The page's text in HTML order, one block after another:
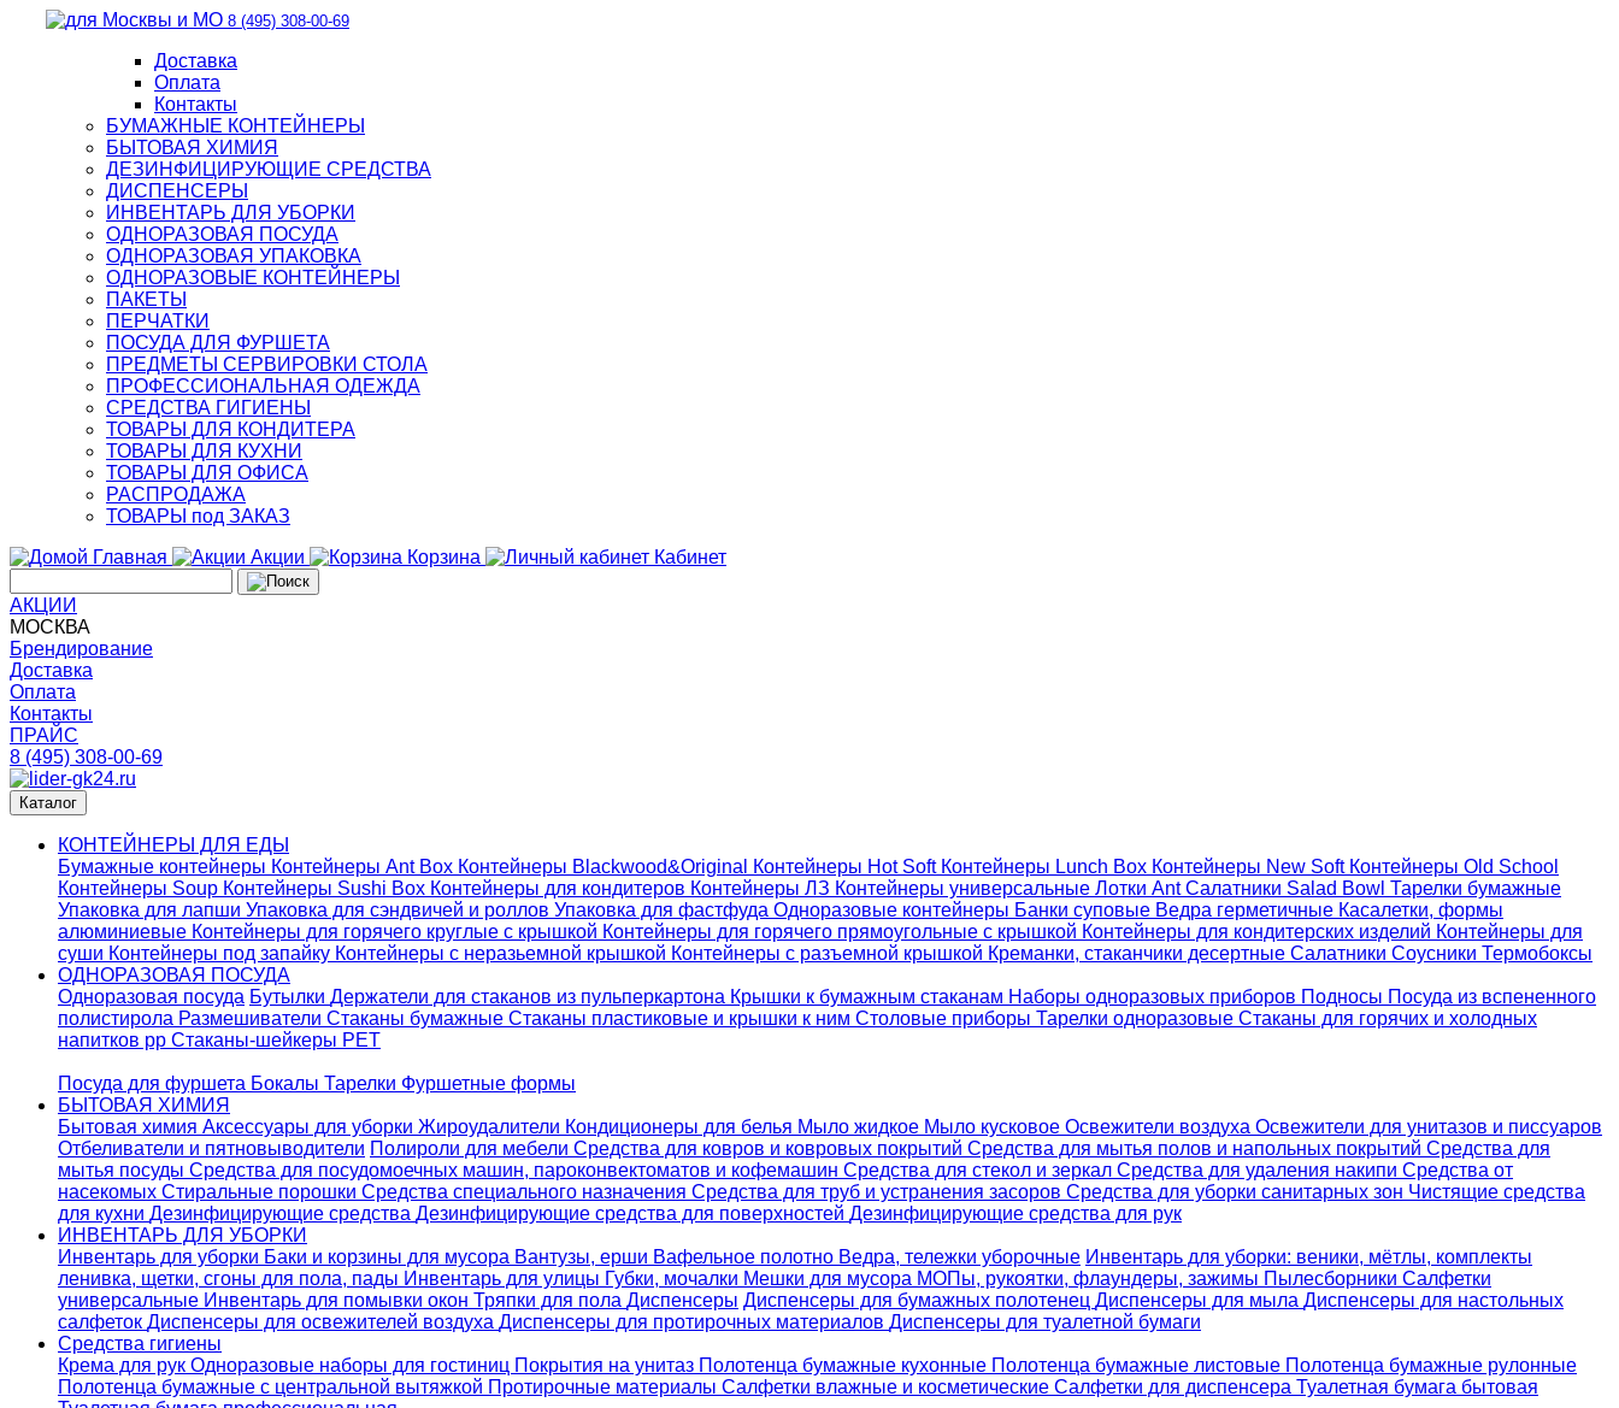
8 (495) 308-00-69
Доставка
Оплата
Контакты
БУМАЖНЫЕ КОНТЕЙНЕРЫ
БЫТОВАЯ ХИМИЯ
ДЕЗИНФИЦИРУЮЩИЕ СРЕДСТВА
ДИСПЕНСЕРЫ
ИНВЕНТАРЬ ДЛЯ УБОРКИ
ОДНОРАЗОВАЯ ПОСУДА
ОДНОРАЗОВАЯ УПАКОВКА
ОДНОРАЗОВЫЕ КОНТЕЙНЕРЫ
ПАКЕТЫ
ПЕРЧАТКИ
ПОСУДА ДЛЯ ФУРШЕТА
ПРЕДМЕТЫ СЕРВИРОВКИ СТОЛА
ПРОФЕССИОНАЛЬНАЯ ОДЕЖДА
СРЕДСТВА ГИГИЕНЫ
ТОВАРЫ ДЛЯ КОНДИТЕРА
ТОВАРЫ ДЛЯ КУХНИ
ТОВАРЫ ДЛЯ ОФИСА
РАСПРОДАЖА
ТОВАРЫ под ЗАКАЗ
Главная
Акции Корзина Кабинет
АКЦИИ
МОСКВА
Брендирование
Доставка
Оплата
Контакты
ПРАЙС
8 (495) 308-00-69
Каталог
КОНТЕЙНЕРЫ ДЛЯ ЕДЫ
Бумажные контейнеры Контейнеры Ant Box Контейнеры Blackwood&Original Контейнеры Hot Soft Контейнеры Lunch Box Контейнеры New Soft Контейнеры Old School
Контейнеры Soup Контейнеры Sushi Box Контейнеры для кондитеров Контейнеры ЛЗ Контейнеры универсальные Лотки AntСалатники Salad Bowl Тарелки бумажные
Упаковка для лапши Упаковка для сэндвичей и роллов Упаковка для фастфуда Одноразовые контейнеры Банки суповые Ведра герметичные Касалетки, формы
алюминиевые Контейнеры для горячего круглые с крышкой Контейнеры для горячего прямоугольные с крышкой Контейнеры для кондитерских изделий Контейнеры для
суши Контейнеры под запайку Контейнеры с неразьемной крышкой Контейнеры с разъемной крышкой Креманки, стаканчики десертные Салатники Соусники Термобоксы
ОДНОРАЗОВАЯ ПОСУДА
Одноразовая посуда Бутылки Держатели для стаканов из пульперкартона Крышки к бумажным стаканам Наборы одноразовых приборов Подносы Посуда из вспененного
полистирола Размешиватели Стаканы бумажные Стаканы пластиковые и крышки к ним Столовые приборы Тарелки одноразовые Стаканы для горячих и холодных
напитков pp Стаканы-шейкеры PET
Посуда для фуршета Бокалы Тарелки Фуршетные формы
БЫТОВАЯ ХИМИЯ
Бытовая химия Аксессуары для уборки Жироудалители Кондиционеры для белья Мыло жидкое Мыло кусковое Освежители воздуха Освежители для унитазов и писсуаров
Отбеливатели и пятновыводители Полироли для мебели Средства для ковров и ковровых покрытий Средства для мытья полов и напольных покрытий Средства для
мытья посуды Средства для посудомоечных машин, пароконвектоматов и кофемашин Средства для стекол и зеркал Средства для удаления накипи Средства от
насекомых Стиральные порошки Cредства специального назначения Средства для труб и устранения засоров Средства для уборки санитарных зон Чистящие средства
для кухни Дезинфицирующие средства Дезинфицирующие средства для поверхностей Дезинфицирующие средства для рук
ИНВЕНТАРЬ ДЛЯ УБОРКИ
Инвентарь для уборки Баки и корзины для мусора Вантузы, ерши Вафельное полотно Ведра, тележки уборочные Инвентарь для уборки: веники, мётлы, комплекты
ленивка, щетки, сгоны для пола, пады Инвентарь для улицы Губки, мочалки Мешки для мусора МОПы, рукоятки, флаундеры, зажимы Пылесборники Салфетки
универсальные Инвентарь для помывки окон Тряпки для пола Диспенсеры Диспенсеры для бумажных полотенец Диспенсеры для мыла Диспенсеры для настольных
салфеток Диспенсеры для освежителей воздуха Диспенсеры для протирочных материалов Диспенсеры для туалетной бумаги
Средства гигиены
Крема для рук Одноразовые наборы для гостиниц Покрытия на унитаз Полотенца бумажные кухонные Полотенца бумажные листовые Полотенца бумажные рулонные
Полотенца бумажные с центральной вытяжкой Протирочные материалы Салфетки влажные и косметические Салфетки для диспенсера Туалетная бумага бытовая